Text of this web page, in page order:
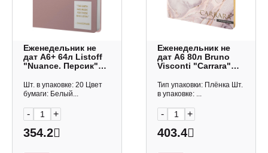
Еженедельник не
дат А6+ 64л Listoff
"Nuance. Персик"
ЕНКНФ2666404
Шт. в упаковке: 20 Цвет
бумаги: Белый...
- +
354.2
Еженедельник не
дат А6 80л Bruno
Visconti "Carrara"
кожа 3-741/13
Тип упаковки: Плёнка Шт.
в упаковке: ...
- +
403.4